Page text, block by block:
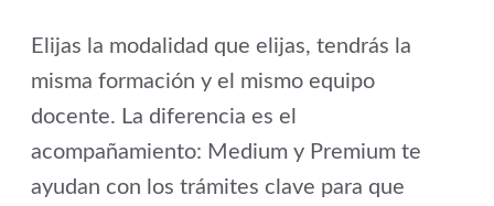
Elijas la modalidad que elijas, tendrás la
misma formación y el mismo equipo
docente. La diferencia es el
acompañamiento: Medium y Premium te
ayudan con los trámites clave para que